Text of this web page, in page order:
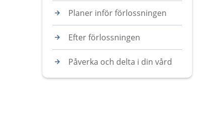
Planer inför förlossningen
Efter förlossningen
Påverka och delta i din vård